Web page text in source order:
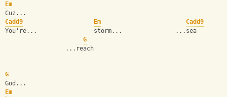
Em
Cuz...
Cadd9
Em
Cadd9
You're...                storm...               ...sea
G
                 ...reach
G
God...
Em